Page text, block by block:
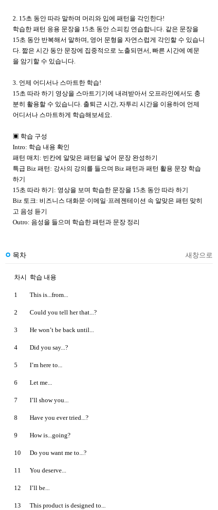
2. 15초 동안 따라 말하며 머리와 입에 패턴을 각인한다!
학습한 패턴 응용 문장을 15초 동안 스피킹 연습합니다. 같은 문장을
15초 동안 반복해서 말하며, 영어 문형을 자연스럽게 각인할 수 있습니
다. 짧은 시간 동안 문장에 집중적으로 노출되면서, 빠른 시간에 예문
을 암기할 수 있습니다.
3. 언제 어디서나 스마트한 학습!
15초 따라 하기 영상을 스마트기기에 내려받아서 오프라인에서도 충
분히 활용할 수 있습니다. 출퇴근 시간, 자투리 시간을 이용하여 언제
어디서나 스마트하게 학습해보세요.
▣ 학습 구성
Intro: 학습 내용 확인
패턴 매치: 빈칸에 알맞은 패턴을 넣어 문장 완성하기
특급 Biz 패턴: 강사의 강의를 들으며 Biz 패턴과 패턴 활용 문장 학습
하기
15초 따라 하기: 영상을 보며 학습한 문장을 15초 동안 따라 하기
Biz 토크: 비즈니스 대화문·이메일·프레젠테이션 속 알맞은 패턴 맞히
고 음성 듣기
Outro: 음성을 들으며 학습한 패턴과 문장 정리
목차 새창으로
차시 학습 내용
1 This is...from...
2 Could you tell her that...?
3 He won’t be back until...
4 Did you say...?
5 I’m here to...
6 Let me...
7 I’ll show you...
8 Have you ever tried...?
9 How is...going?
10 Do you want me to...?
11 You deserve...
12 I’ll be...
13 This product is designed to...